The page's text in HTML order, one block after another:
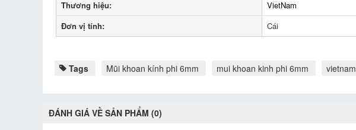
Thương hiệu:
VietNam
Đơn vị tính:
Cái
Tags Mũi khoan kính phi 6mm mui khoan kinh phi 6mm vietnam
ĐÁNH GIÁ VỀ SẢN PHẨM (0)